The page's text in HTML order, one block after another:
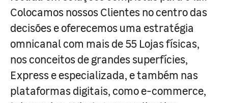
Colocamos nossos Clientes no centro das
decisões e oferecemos uma estratégia
omnicanal com mais de 55 Lojas físicas,
nos conceitos de grandes superfícies,
Express e especializada, e também nas
plataformas digitais, como e-commerce,